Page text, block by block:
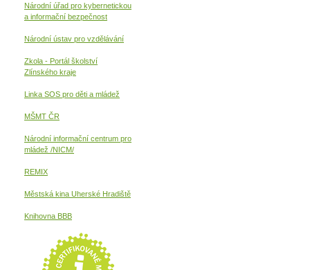
Národní úřad pro kybernetickou
a informační bezpečnost
Národní ústav pro vzdělávání
Zkola - Portál školství
Zlínského kraje
Linka SOS pro děti a mládež
MŠMT ČR
Národní informační centrum pro
mládež /NICM/
REMIX
Městská kina Uherské Hradiště
Knihovna BBB